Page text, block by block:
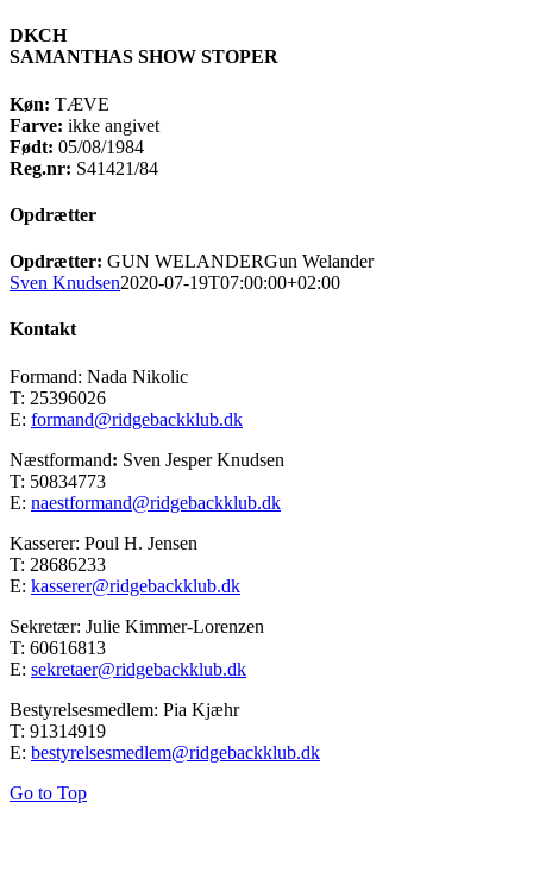
DKCH
SAMANTHAS SHOW STOPER
Køn: TÆVE
Farve: ikke angivet
Født: 05/08/1984
Reg.nr: S41421/84
Opdrætter
Opdrætter: GUN WELANDERGun Welander
Sven Knudsen2020-07-19T07:00:00+02:00
Kontakt
Formand: Nada Nikolic
T: 25396026
E: formand@ridgebackklub.dk
Næstformand: Sven Jesper Knudsen
T: 50834773
E: naestformand@ridgebackklub.dk
Kasserer: Poul H. Jensen
T: 28686233
E: kasserer@ridgebackklub.dk
Sekretær: Julie Kimmer-Lorenzen
T: 60616813
E: sekretaer@ridgebackklub.dk
Bestyrelsesmedlem: Pia Kjæhr
T: 91314919
E: bestyrelsesmedlem@ridgebackklub.dk
Go to Top